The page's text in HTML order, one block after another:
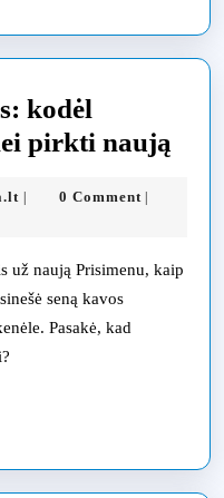
kodėl
pirkti naują
audiomedia.lt
0 Comment
seną kavos
Pasakė, kad